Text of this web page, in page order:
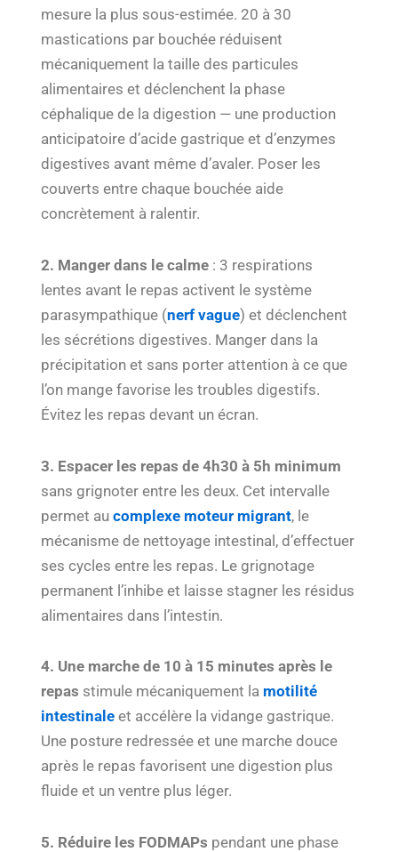
mesure la plus sous-estimée. 20 à 30
mastications par bouchée réduisent
mécaniquement la taille des particules
alimentaires et déclenchent la phase
céphalique de la digestion — une production
anticipatoire d’acide gastrique et d’enzymes
digestives avant même d’avaler. Poser les
couverts entre chaque bouchée aide
concrètement à ralentir.
2. Manger dans le calme : 3 respirations
lentes avant le repas activent le système
parasympathique (nerf vague) et déclenchent
les sécrétions digestives. Manger dans la
précipitation et sans porter attention à ce que
l’on mange favorise les troubles digestifs.
Évitez les repas devant un écran.
3. Espacer les repas de 4h30 à 5h minimum
sans grignoter entre les deux. Cet intervalle
permet aucomplexe moteur migrant, le
mécanisme de nettoyage intestinal, d’effectuer
ses cycles entre les repas. Le grignotage
permanent l’inhibe et laisse stagner les résidus
alimentaires dans l’intestin.
4. Une marche de 10 à 15 minutes après le
repas stimule mécaniquement la motilité
intestinale et accélère la vidange gastrique.
Une posture redressée et une marche douce
après le repas favorisent une digestion plus
fluide et un ventre plus léger.
5. Réduire les FODMAPs pendant une phase